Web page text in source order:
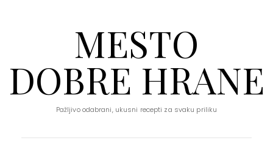
MESTO
DOBRE HRANE
Pažljivo odabrani, ukusni recepti za svaku priliku